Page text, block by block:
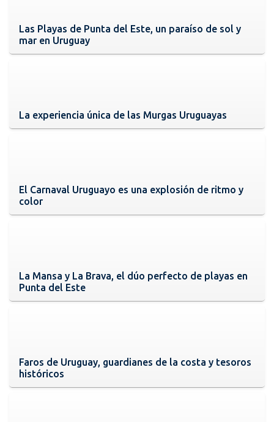
Las Playas de Punta del Este, un paraíso de sol y
mar en Uruguay
La experiencia única de las Murgas Uruguayas
El Carnaval Uruguayo es una explosión de ritmo y
color
La Mansa y La Brava, el dúo perfecto de playas en
Punta del Este
Faros de Uruguay, guardianes de la costa y tesoros
históricos